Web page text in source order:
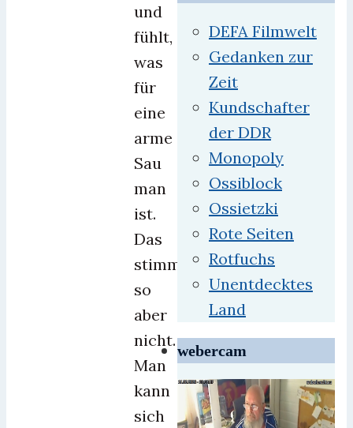
und
fühlt,
was
für
eine
arme
Sau
man
ist.
Das
stimmt
so
aber
nicht.
Man
kann
sich
DEFA Filmwelt
Gedanken zur
Zeit
Kundschafter
der DDR
Monopoly
Ossiblock
Ossietzki
Rote Seiten
Rotfuchs
Unentdecktes
Land
webercam